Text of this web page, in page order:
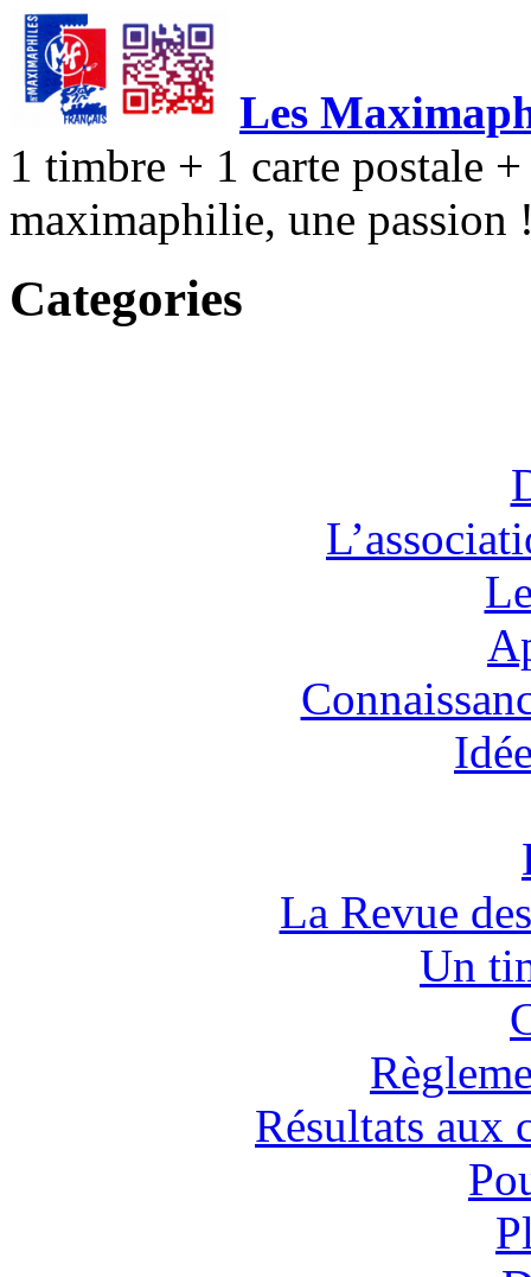
Les
1 timbre + 1 carte postale
maximaphilie, une passion
Categories
La Revue
Un
Résultats aux